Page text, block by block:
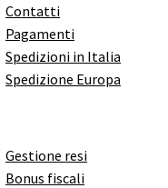
Contatti
Pagamenti
Spedizioni in Italia
Spedizione Europa
Gestione resi
Bonus fiscali